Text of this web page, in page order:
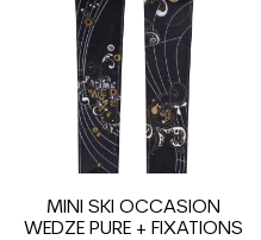
MINI SKI OCCASION
WEDZE PURE + FIXATIONS